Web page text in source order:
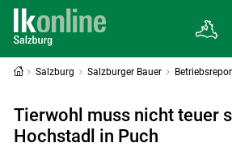
Salzburg Salzburger Bauer
Tierwohl muss nicht teuer
Hochstadl in Puch